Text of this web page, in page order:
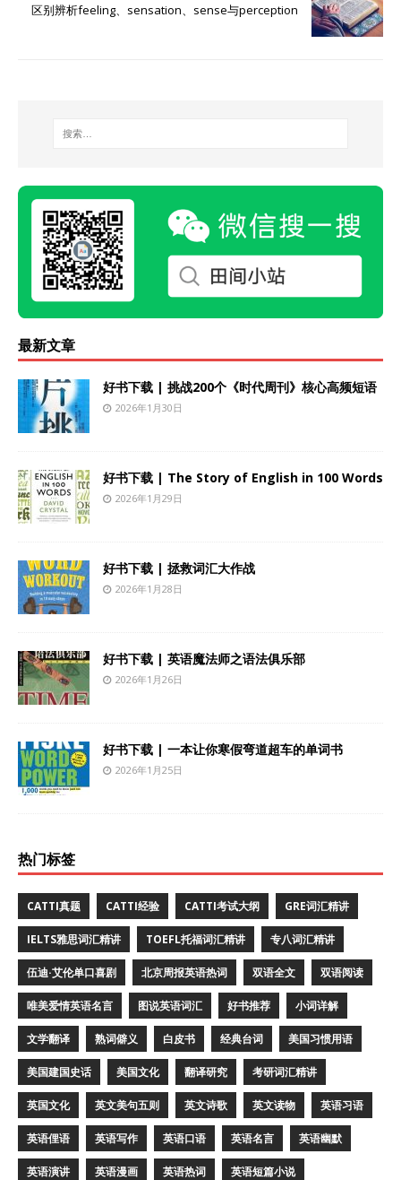
区别辨析feeling、sensation、sense与perception
最新文章
好书下载 | 挑战200个《时代周刊》核心高频短语
2026年1月30日
好书下载 | The Story of English in 100 Words
2026年1月29日
好书下载 | 拯救词汇大作战
2026年1月28日
好书下载 | 英语魔法师之语法俱乐部
2026年1月26日
好书下载 | 一本让你寒假弯道超车的单词书
2026年1月25日
热门标签
CATTI真题 CATTI经验 CATTI考试大纲 GRE词汇精讲
IELTS雅思词汇精讲 TOEFL托福词汇精讲 专八词汇精讲
伍迪·艾伦单口喜剧 北京周报英语热词 双语全文 双语阅读
唯美爱情英语名言 图说英语词汇 好书推荐 小词详解
文学翻译 熟词僻义 白皮书 经典台词 美国习惯用语
美国建国史话 美国文化 翻译研究 考研词汇精讲
英国文化 英文美句五则 英文诗歌 英文读物 英语习语
英语俚语 英语写作 英语口语 英语名言 英语幽默
英语演讲 英语漫画 英语热词 英语短篇小说